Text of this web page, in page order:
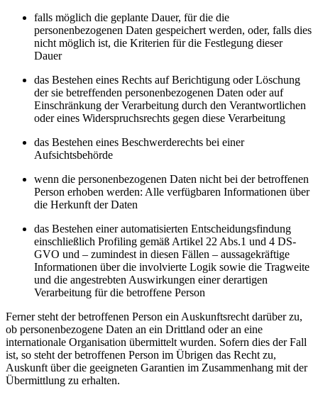
falls möglich die geplante Dauer, für die die
personenbezogenen Daten gespeichert werden, oder, falls dies
nicht möglich ist, die Kriterien für die Festlegung dieser
Dauer
das Bestehen eines Rechts auf Berichtigung oder Löschung
der sie betreffenden personenbezogenen Daten oder auf
Einschränkung der Verarbeitung durch den Verantwortlichen
oder eines Widerspruchsrechts gegen diese Verarbeitung
das Bestehen eines Beschwerderechts bei einer
Aufsichtsbehörde
wenn die personenbezogenen Daten nicht bei der betroffenen
Person erhoben werden: Alle verfügbaren Informationen über
die Herkunft der Daten
das Bestehen einer automatisierten Entscheidungsfindung
einschließlich Profiling gemäß Artikel 22 Abs.1 und 4 DS-
GVO und – zumindest in diesen Fällen – aussagekräftige
Informationen über die involvierte Logik sowie die Tragweite
und die angestrebten Auswirkungen einer derartigen
Verarbeitung für die betroffene Person
Ferner steht der betroffenen Person ein Auskunftsrecht darüber zu,
ob personenbezogene Daten an ein Drittland oder an eine
internationale Organisation übermittelt wurden. Sofern dies der Fall
ist, so steht der betroffenen Person im Übrigen das Recht zu,
Auskunft über die geeigneten Garantien im Zusammenhang mit der
Übermittlung zu erhalten.